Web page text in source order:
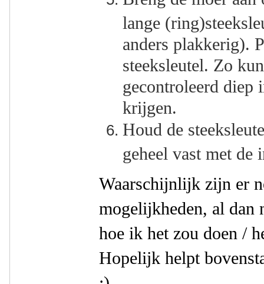
lange
anders plakkerig).
steeksleutel. Zo
gecontroleerd diep
krijgen.
Houd de
geheel vast met de
Waarschijnlijk zijn er
mogelijkheden, al dan
hoe ik het zou doen /
Hopelijk helpt